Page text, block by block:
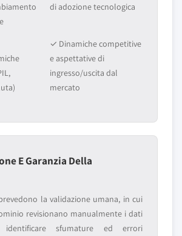
di adozione tecnologica
✓ Dinamiche competitive
e aspettative di
ingresso/uscita dal
mercato
E Garanzia Della
la validazione umana, in cui
revisionano manualmente i dati
sfumature ed errori